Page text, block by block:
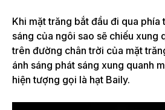
Khi mặt trăng bắt đầu đi qua
sáng của ngôi sao sẽ chiếu xung
trên đường chân trời của mặt
ánh sáng phát sáng xung quanh
hiện tượng gọi là hạt Baily.